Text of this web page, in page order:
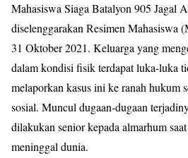
Mahasiswa Siaga Batalyon 905 Jagal
diselenggarakan Resimen Mahasiswa
31 Oktober 2021. Keluarga yang
dalam kondisi fisik terdapat luka-luka
melaporkan kasus ini ke ranah hukum
sosial. Muncul dugaan-dugaan
dilakukan senior kepada almarhum
meninggal dunia.